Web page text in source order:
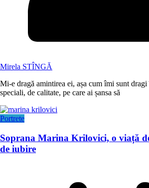
Mirela STÎNGĂ
Mi-e dragă amintirea ei, așa cum îmi sunt
speciali, de calitate, pe care ai șansa să
Portrete
Soprana Marina Krilovici, o viață
de iubire